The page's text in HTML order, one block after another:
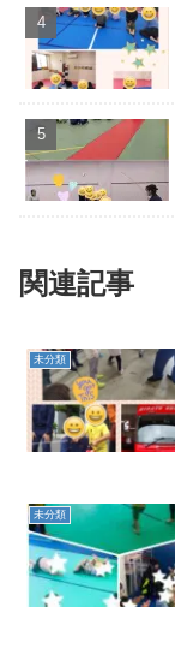
関連記事
未分類
未分類